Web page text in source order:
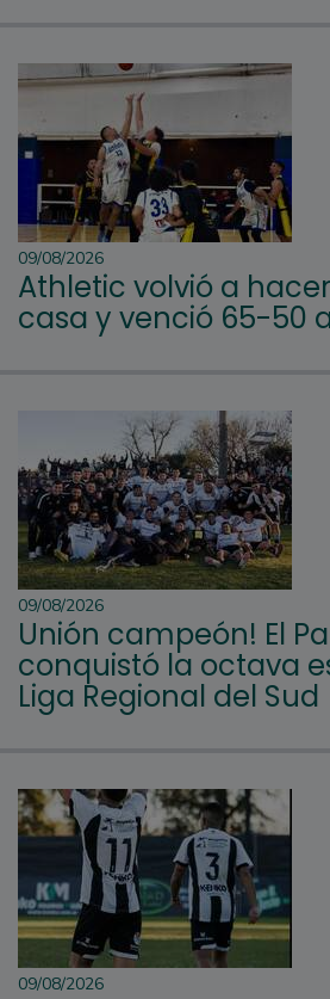
09/08/2026
Athletic volvió a
casa y venció 65-50
09/08/2026
Unión campeón! El
conquistó la octava
Liga Regional del Sud
09/08/2026